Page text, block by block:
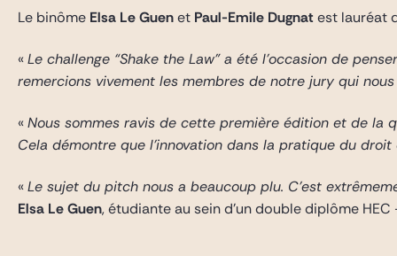
Le binôme Elsa Le Guenet Paul-Emile Dugnatest lauréat
«Le challenge “Shake the Law” a été l’occasion de
remercions vivement les membres de notre jury qui
«Nous sommes ravis de cette première édition et de la
Cela démontre que l’innovation dans la pratique du
«Le sujet du pitch nous a beaucoup plu. C’est
Elsa Le Guen, étudiante au sein d’un double diplôme